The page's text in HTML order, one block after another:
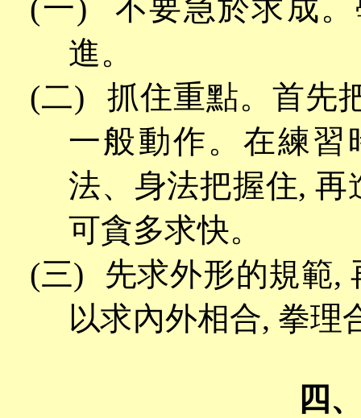
(一)
不要急於求成
進。
(二)
抓住重點。首先
一般動作。在練習
法、身法把握住,
可貪多求快。
(三)
先求外形的規範,
以求內外相合, 拳理
四